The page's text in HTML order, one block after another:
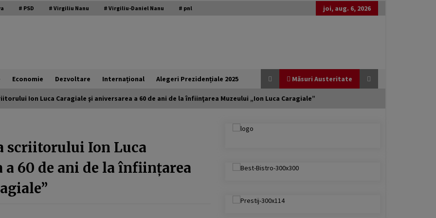
# PSD # Virgiliu Nanu # Virgiliu-Daniel Nanu # pnl joi, aug. 6, 2026
Economie Dezvoltare Internațional Alegeri Prezidențiale 2025 Măsuri Austeritate
din PNRR trecut cu vederea
21 februarie 2026
pentru anul școlar 2027 – 2028
Ion Luca Caragiale şi aniversarea a 60 de ani de la înfiinţarea Muzeului „Ion Luca Caragiale”
scriitorului Ion Luca
a 60 de ani de la înfiinţarea
modal-check